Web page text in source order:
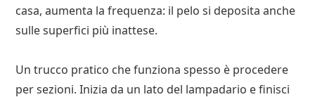
casa, aumenta la frequenza: il pelo si deposita anche
sulle superfici più inattese.
Un trucco pratico che funziona spesso è procedere
per sezioni. Inizia da un lato del lampadario e finisci